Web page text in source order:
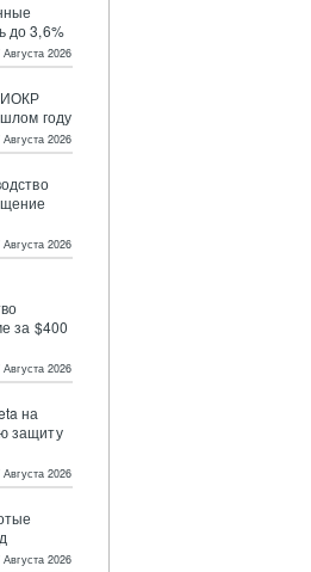
до 3,6%
Августа 2026
году
Августа 2026
Августа 2026
за $400
Августа 2026
на
защиту
Августа 2026
Августа 2026